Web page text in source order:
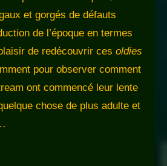
et gorgés de défauts
de l’époque en termes
de redécouvrir ces oldies
pour observer comment
ont commencé leur lente
chose de plus adulte et